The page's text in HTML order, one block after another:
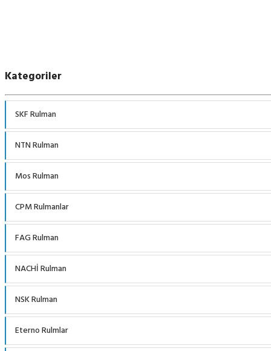
Kategoriler
SKF Rulman
NTN Rulman
Mos Rulman
CPM Rulmanlar
FAG Rulman
NACHİ Rulman
NSK Rulman
Eterno Rulmlar